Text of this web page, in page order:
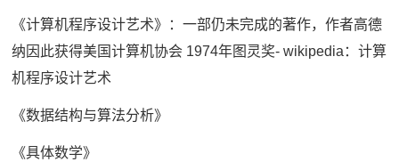
《计算机程序设计艺术》：一部仍未完成的著作，作者高德
纳因此获得美国计算机协会 1974年图灵奖- wikipedia：计算
机程序设计艺术
《数据结构与算法分析》
《具体数学》